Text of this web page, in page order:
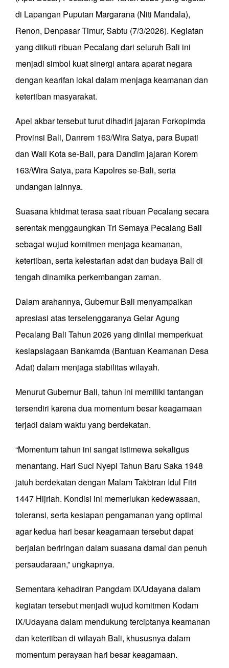
di Lapangan Puputan Margarana (Niti Mandala),
Renon, Denpasar Timur, Sabtu (7/3/2026). Kegiatan
yang diikuti ribuan Pecalang dari seluruh Bali ini
menjadi simbol kuat sinergi antara aparat negara
dengan kearifan lokal dalam menjaga keamanan dan
ketertiban masyarakat.
Apel akbar tersebut turut dihadiri jajaran Forkopimda
Provinsi Bali, Danrem 163/Wira Satya, para Bupati
dan Wali Kota se-Bali, para Dandim jajaran Korem
163/Wira Satya, para Kapolres se-Bali, serta
undangan lainnya.
Suasana khidmat terasa saat ribuan Pecalang secara
serentak menggaungkan Tri Semaya Pecalang Bali
sebagai wujud komitmen menjaga keamanan,
ketertiban, serta kelestarian adat dan budaya Bali di
tengah dinamika perkembangan zaman.
Dalam arahannya, Gubernur Bali menyampaikan
apresiasi atas terselenggaranya Gelar Agung
Pecalang Bali Tahun 2026 yang dinilai memperkuat
kesiapsiagaan Bankamda (Bantuan Keamanan Desa
Adat) dalam menjaga stabilitas wilayah.
Menurut Gubernur Bali, tahun ini memiliki tantangan
tersendiri karena dua momentum besar keagamaan
terjadi dalam waktu yang berdekatan.
“Momentum tahun ini sangat istimewa sekaligus
menantang. Hari Suci Nyepi Tahun Baru Saka 1948
jatuh berdekatan dengan Malam Takbiran Idul Fitri
1447 Hijriah. Kondisi ini memerlukan kedewasaan,
toleransi, serta kesiapan pengamanan yang optimal
agar kedua hari besar keagamaan tersebut dapat
berjalan beriringan dalam suasana damai dan penuh
persaudaraan,” ungkapnya.
Sementara kehadiran Pangdam IX/Udayana dalam
kegiatan tersebut menjadi wujud komitmen Kodam
IX/Udayana dalam mendukung terciptanya keamanan
dan ketertiban di wilayah Bali, khususnya dalam
momentum perayaan hari besar keagamaan.